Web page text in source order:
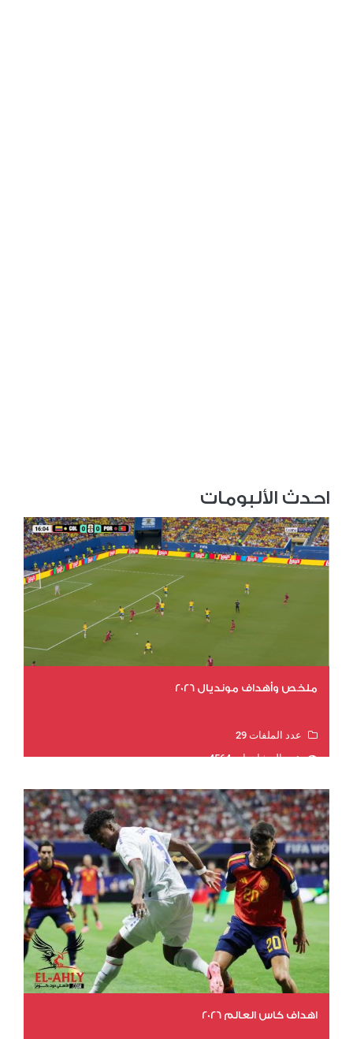
احدث الألبومات
ملخص وأهداف مونديال 2026
عدد الملفات 29
عدد المشاهدات 4564
اهداف كاس العالم 2026